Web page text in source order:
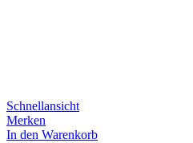
Schnellansicht
Merken
In den Warenkorb